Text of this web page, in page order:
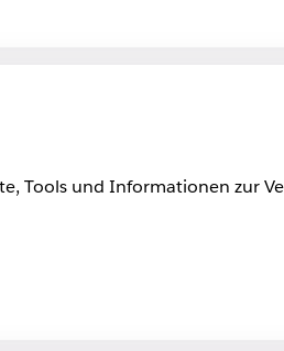
Tools und Informationen zur